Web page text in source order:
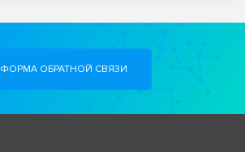
ФОРМА ОБРАТНОЙ СВЯЗИ